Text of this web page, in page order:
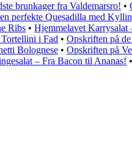
brunkager fra Valdemarsro! •
perfekte Quesadilla med
Ribs • Hjemmelavet
i Fad • Opskriften på
Bolognese • Opskriften på
– Fra Bacon til Ananas! •